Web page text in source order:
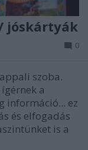
jóskártyák
0
szoba.
a
információ... ez
és elfogadás
is a